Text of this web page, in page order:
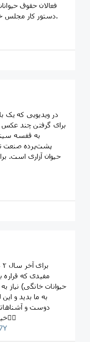
فعالان حقوق
دستور کار مجلس خارج و به قفسه‌ی بایگانی سپرده‌ شد.
‏در ویدیویی که یک
برای گرفتن چند عکس
به قفسه
پشت‌پرده صنعت
حیوان آزاری است.
مفیدی که قراره
حیوانات خانگی) نیاز
به ما بدید و این
دوست و
خیلی ممنونتونیم.💚 بزنید روی این لینک👇🏻